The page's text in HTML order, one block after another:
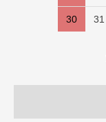
30 31